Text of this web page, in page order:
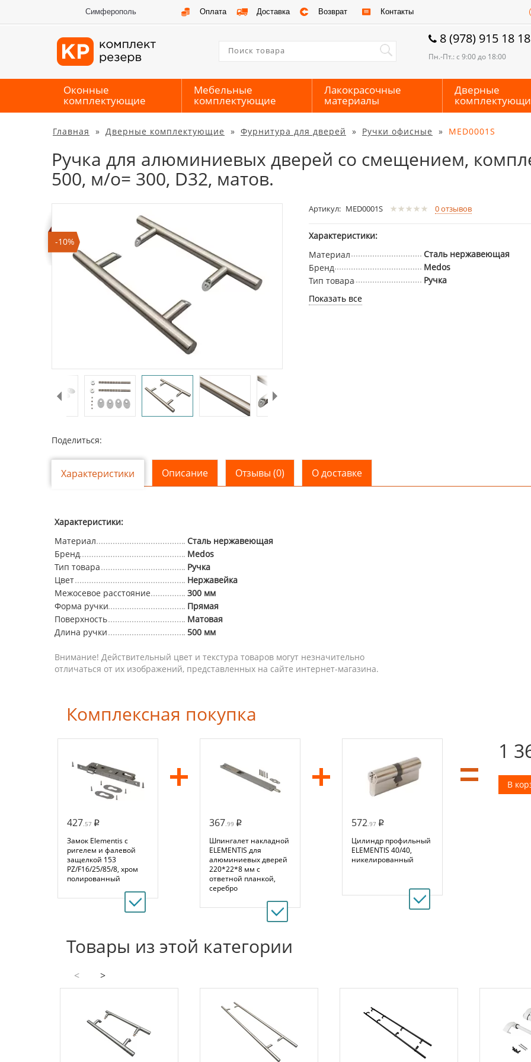
Симферополь Оплата Доставка Возврат Контакты
8 (978) 915 18 18
Пн.-Пт.: с 9:00 до 18:00
Оконные
комплектующие
Мебельные
комплектующие
Лакокрасочные
материалы
Дверные
Главная » Дверные комплектующие » Фурнитура для дверей » Ручки офисные » MED0001S
Ручка для алюминиевых дверей со смещением,
500, м/о= 300, D32, матов.
-10%
Поделиться:
Артикул: MED0001S 0отзывов
Характеристики:
Материал
Сталь нержавеющая
Бренд
Medos
Тип товара
Ручка
Показать все
Характеристики Описание Отзывы (0) О доставке
Характеристики:
Материал
Сталь нержавеющая
Бренд
Medos
Тип товара
Ручка
Цвет
Нержавейка
Межосевое расстояние
300 мм
Форма ручки
Прямая
Поверхность
Матовая
Длина ручки
500 мм
Внимание! Действительный цвет и текстура товаров могут незначительно
отличаться от их изображений, представленных на сайте интернет-магазина.
Комплексная покупка
427.57
Замок Elementis с
ригелем и фалевой
защелкой 153
PZ/F16/25/85/8, хром
полированный
367.99
Шпингалет накладной
ELEMENTIS для
алюминиевых дверей
220*22*8 мм с
ответной планкой,
серебро
572.97
Цилиндр профильный
ELEMENTIS 40/40,
никелированный
1
В
Товары из этой категории
< >